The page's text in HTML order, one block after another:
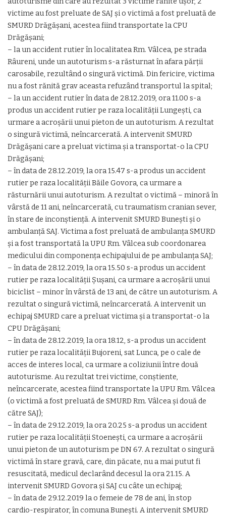
victime au fost preluate de SAJ și o victimă a fost preluată de
SMURD Drăgășani, acestea fiind transportate la CPU
Drăgășani;
– la un accident rutier în localitatea Rm. Vâlcea, pe strada
Râureni, unde un autoturism s-a răsturnat în afara părții
carosabile, rezultând o singură victimă. Din fericire, victima
nu a fost rănită grav aceasta refuzând transportul la spital;
– la un accident rutier în data de 28.12.2019, ora 11.00 s-a
produs un accident rutier pe raza localității Lungești, ca
urmare a acroșării unui pieton de un autoturism. A rezultat
o singură victimă, neîncarcerată. A intervenit SMURD
Drăgășani care a preluat victima și a transportat-o la CPU
Drăgășani;
– în data de 28.12.2019, la ora 15.47 s-a produs un accident
rutier pe raza localității Băile Govora, ca urmare a
răsturnării unui autoturism. A rezultat o victimă – minoră în
vârstă de 11 ani, neîncarcerată, cu traumatism cranian sever,
în stare de inconștiență. A intervenit SMURD Bunești și o
ambulanță SAJ. Victima a fost preluată de ambulanța SMURD
și a fost transportată la UPU Rm. Vâlcea sub coordonarea
medicului din componența echipajului de pe ambulanța SAJ;
– în data de 28.12.2019, la ora 15.50 s-a produs un accident
rutier pe raza localității Șușani, ca urmare a acroșării unui
biciclist – minor în vârstă de 13 ani, de către un autoturism. A
rezultat o singură victimă, neîncarcerată. A intervenit un
echipaj SMURD care a preluat victima și a transportat-o la
CPU Drăgășani;
– în data de 28.12.2019, la ora 18.12, s-a produs un accident
rutier pe raza localității Bujoreni, sat Lunca, pe o cale de
acces de interes local, ca urmare a coliziunii între două
autoturisme. Au rezultat trei victime, conștiente,
neîncarcerate, acestea fiind transportate la UPU Rm. Vâlcea
(o victimă a fost preluată de SMURD Rm. Vâlcea și două de
către SAJ);
– în data de 29.12.2019, la ora 20.25 s-a produs un accident
rutier pe raza localității Stoenești, ca urmare a acroșării
unui pieton de un autoturism pe DN 67. A rezultat o singură
victimă în stare gravă, care, din păcate, nu a mai putut fi
resuscitată, medicul declarând decesul la ora 21.15. A
intervenit SMURD Govora și SAJ cu câte un echipaj;
– în data de 29.12.2019 la o femeie de 78 de ani, în stop
cardio-respirator, în comuna Bunești. A intervenit SMURD